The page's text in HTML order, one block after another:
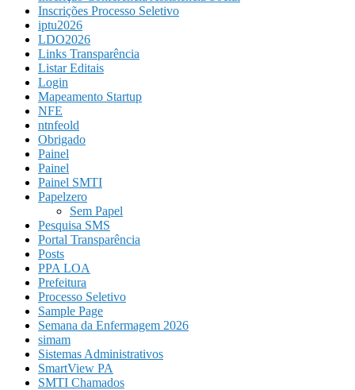
Inscrições Processo Seletivo
iptu2026
LDO2026
Links Transparência
Listar Editais
Login
Mapeamento Startup
NFE
ntnfeold
Obrigado
Painel
Painel
Painel SMTI
Papelzero
Sem Papel
Pesquisa SMS
Portal Transparência
Posts
PPA LOA
Prefeitura
Processo Seletivo
Sample Page
Semana da Enfermagem 2026
simam
Sistemas Administrativos
SmartView PA
SMTI Chamados